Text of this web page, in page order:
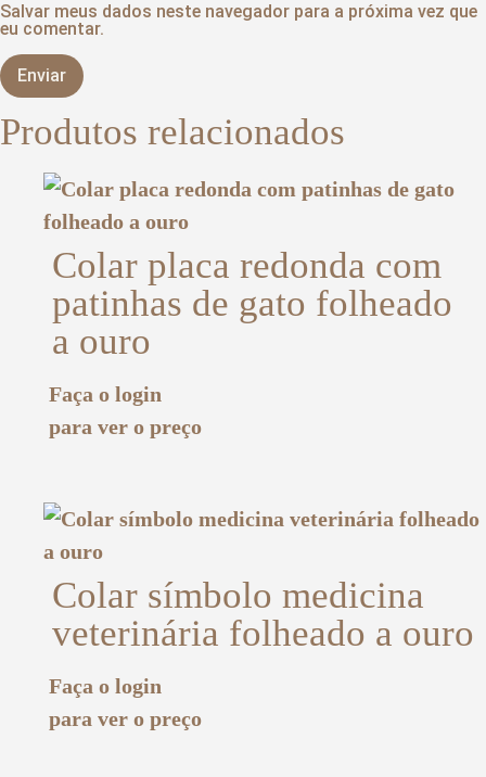
Salvar meus dados neste navegador para a próxima vez que
eu comentar.
Produtos relacionados
Colar placa redonda com
patinhas de gato folheado
a ouro
Faça o login
para ver o preço
Colar símbolo medicina
veterinária folheado a ouro
Faça o login
para ver o preço